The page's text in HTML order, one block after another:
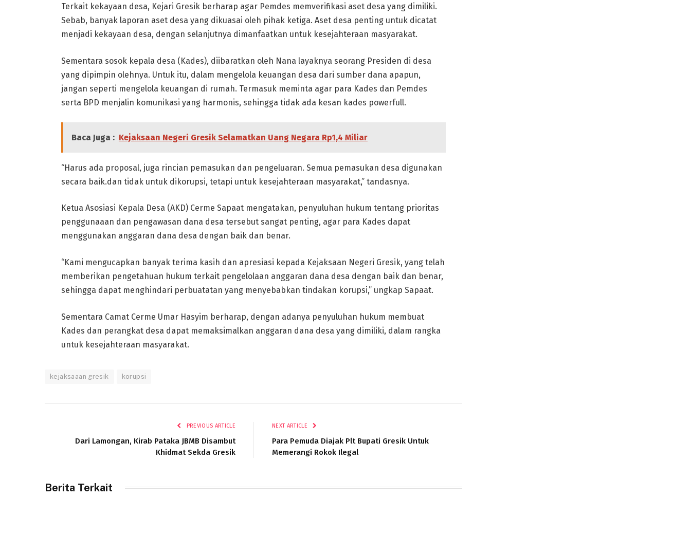
Terkait kekayaan desa, Kejari Gresik berharap agar Pemdes memverifikasi aset desa yang dimiliki.
Sebab, banyak laporan aset desa yang dikuasai oleh pihak ketiga. Aset desa penting untuk dicatat
menjadi kekayaan desa, dengan selanjutnya dimanfaatkan untuk kesejahteraan masyarakat.
Sementara sosok kepala desa (Kades), diibaratkan oleh Nana layaknya seorang Presiden di desa
yang dipimpin olehnya. Untuk itu, dalam mengelola keuangan desa dari sumber dana apapun,
jangan seperti mengelola keuangan di rumah. Termasuk meminta agar para Kades dan Pemdes
serta BPD menjalin komunikasi yang harmonis, sehingga tidak ada kesan kades powerfull.
Baca Juga : Kejaksaan Negeri Gresik Selamatkan Uang Negara Rp1,4 Miliar
“Harus ada proposal, juga rincian pemasukan dan pengeluaran. Semua pemasukan desa digunakan
secara baik.dan tidak untuk dikorupsi, tetapi untuk kesejahteraan masyarakat,” tandasnya.
Ketua Asosiasi Kepala Desa (AKD) Cerme Sapaat mengatakan, penyuluhan hukum tentang prioritas
penggunaaan dan pengawasan dana desa tersebut sangat penting, agar para Kades dapat
menggunakan anggaran dana desa dengan baik dan benar.
“Kami mengucapkan banyak terima kasih dan apresiasi kepada Kejaksaan Negeri Gresik, yang telah
memberikan pengetahuan hukum terkait pengelolaan anggaran dana desa dengan baik dan benar,
sehingga dapat menghindari perbuatatan yang menyebabkan tindakan korupsi,” ungkap Sapaat.
Sementara Camat Cerme Umar Hasyim berharap, dengan adanya penyuluhan hukum membuat
Kades dan perangkat desa dapat memaksimalkan anggaran dana desa yang dimiliki, dalam rangka
untuk kesejahteraan masyarakat.
kejaksaaan gresik korupsi
PREVIOUS ARTICLE
Dari Lamongan, Kirab Pataka JBMB Disambut
Khidmat Sekda Gresik
NEXT ARTICLE
Para Pemuda Diajak Plt Bupati Gresik Untuk
Memerangi Rokok Ilegal
Berita Terkait